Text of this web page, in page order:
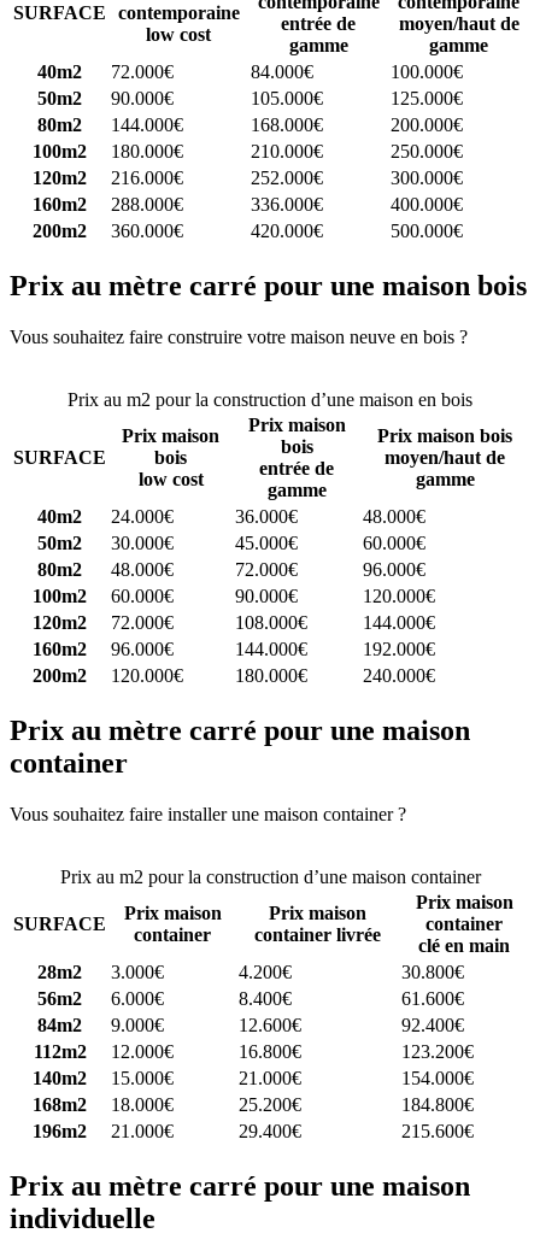
SURFACE
contemporaine
low cost
entrée de
gamme
moyen/haut de
gamme
40m2
72.000€ 84.000€
100.000€
50m2
90.000€ 105.000€
125.000€
80m2
144.000€ 168.000€
200.000€
100m2
180.000€ 210.000€
250.000€
120m2
216.000€ 252.000€
300.000€
160m2
288.000€ 336.000€
400.000€
200m2
360.000€ 420.000€ 500.000€
Prix au mètre carré pour une maison bois
Vous souhaitez faire construire votre maison neuve en bois ?
Prix au m2 pour la construction d’une maison en bois
SURFACE
Prix maison
bois
low cost
Prix maison
bois
entrée de
gamme
Prix maison bois
moyen/haut de
gamme
40m2
24.000€ 36.000€
48.000€
50m2
30.000€ 45.000€
60.000€
80m2
48.000€ 72.000€
96.000€
100m2
60.000€ 90.000€
120.000€
120m2
72.000€ 108.000€
144.000€
160m2
96.000€ 144.000€
192.000€
200m2
120.000€ 180.000€ 240.000€
Prix au mètre carré pour une maison
container
Vous souhaitez faire installer une maison container ?
Prix au m2 pour la construction d’une maison container
SURFACE
Prix maison
container
Prix maison
container livrée
Prix maison
container
clé en main
28m2
3.000€ 4.200€
30.800€
56m2
6.000€ 8.400€
61.600€
84m2
9.000€ 12.600€
92.400€
112m2
12.000€ 16.800€
123.200€
140m2
15.000€ 21.000€
154.000€
168m2
18.000€ 25.200€
184.800€
196m2
21.000€ 29.400€ 215.600€
Prix au mètre carré pour une maison
individuelle